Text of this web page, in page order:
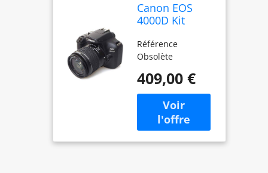
Canon EOS
4000D Kit
Version Noir
(obsolete)
Référence
Obsolète
409,00 €